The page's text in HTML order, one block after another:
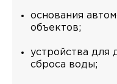
основания
объектов;
устройства для
сброса воды;